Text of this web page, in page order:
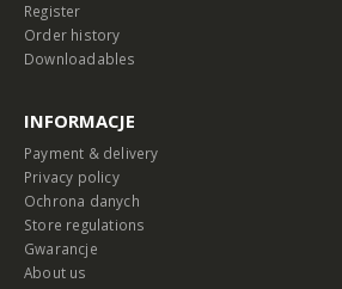
Register
Order history
Downloadables
INFORMACJE
Payment & delivery
Privacy policy
Ochrona danych
Store regulations
Gwarancje
About us